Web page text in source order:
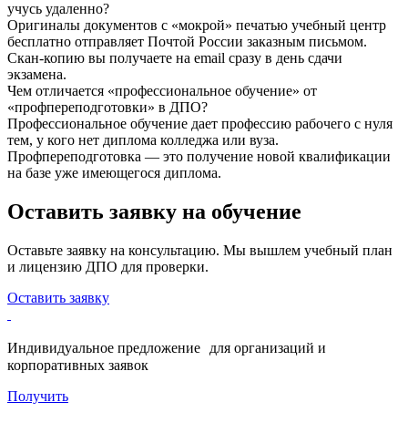
учусь удаленно?
Оригиналы документов с «мокрой» печатью учебный центр
бесплатно отправляет Почтой России заказным письмом.
Скан-копию вы получаете на email сразу в день сдачи
экзамена.
Чем отличается «профессиональное обучение» от
«профпереподготовки» в ДПО?
Профессиональное обучение дает профессию рабочего с нуля
тем, у кого нет диплома колледжа или вуза.
Профпереподготовка — это получение новой квалификации
на базе уже имеющегося диплома.
Оставить заявку на обучение
Оставьте заявку на консультацию. Мы вышлем учебный план
и лицензию ДПО для проверки.
Оставить заявку
Индивидуальное предложение для организаций и
корпоративных заявок
Получить